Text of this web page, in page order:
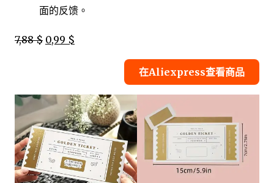
面的反馈。
7,88 $ 0,99 $
在Aliexpress查看商品